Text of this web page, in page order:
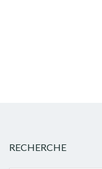
RECHERCHE